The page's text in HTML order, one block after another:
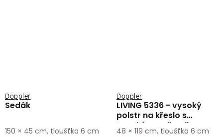
Sedák
Doppler
150 × 45 cm, tloušťka 6 cm
LIVING 5336 - vysoký
polstr na křeslo s
vysokým opěradlem
Doppler
48 × 119 cm, tloušťka 6 cm